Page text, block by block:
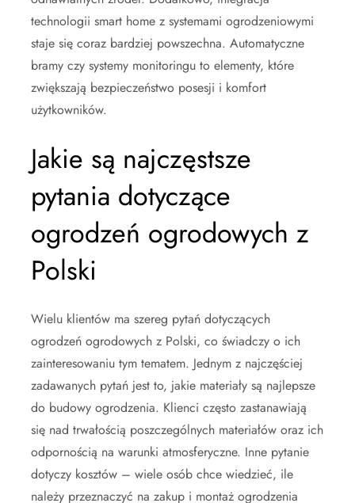
technologii smart home z systemami ogrodzeniowymi
staje się coraz bardziej powszechna. Automatyczne
bramy czy systemy monitoringu to elementy, które
zwiększają bezpieczeństwo posesji i komfort
użytkowników.
Jakie są najczęstsze
pytania dotyczące
ogrodzeń ogrodowych z
Polski
Wielu klientów ma szereg pytań dotyczących
ogrodzeń ogrodowych z Polski, co świadczy o ich
zainteresowaniu tym tematem. Jednym z najczęściej
zadawanych pytań jest to, jakie materiały są najlepsze
do budowy ogrodzenia. Klienci często zastanawiają
się nad trwałością poszczególnych materiałów oraz ich
odpornością na warunki atmosferyczne. Inne pytanie
dotyczy kosztów – wiele osób chce wiedzieć, ile
należy przeznaczyć na zakup i montaż ogrodzenia